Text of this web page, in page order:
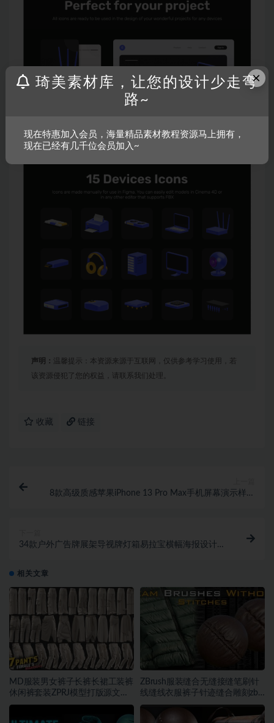
声明： 温馨提示：本资源来源于互联网，仅供参考学习使用，若
该资源侵犯了您的权益，请联系我们处理。
收藏 链接
8款高级质感苹果iPhone 13 Pro Max手机屏幕演示样机
34款户外广告牌展架导视牌灯箱易拉宝横幅海报设计PS
相关文章
MD服装男女裤子长裤长裙工装裤
休闲裤套装ZPRJ模型打版源文件
3D服装
ZBrush服装缝合无缝接缝笔刷针
线缝线衣服裤子针迹缝合雕刻zb
笔刷
×
琦美素材库，让您的设计少走弯
路~
现在特惠加入会员，海量精品素材教程资源马上拥有，
现在已经有几千位会员加入~